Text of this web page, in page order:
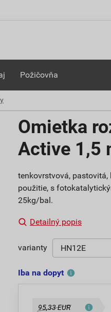
Požičovňa
Omietka
Active 1,5
tenkovrstvová,
použitie, s
25kg/bal.
Detailný popis
varianty
Iba na dopyt
95,33 EUR